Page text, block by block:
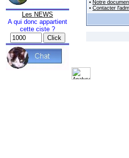
Les NEWS
A qui donc appartient
cette ciste ?
• Notre
• Contacter